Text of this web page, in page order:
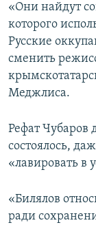
«Они найдут
которого
Русские
сменить
Меджлиса.
Рефат Чубаров
состоялось,
«лавировать в
«Билялов
ради